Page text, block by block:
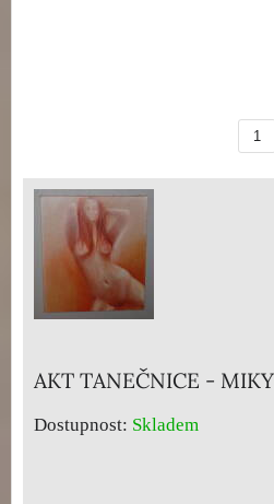
AKT TANEČNICE -
Dostupnost: Skladem